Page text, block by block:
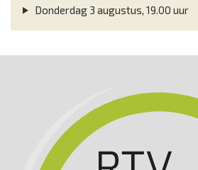
Donderdag 3 augustus, 19.00 uur